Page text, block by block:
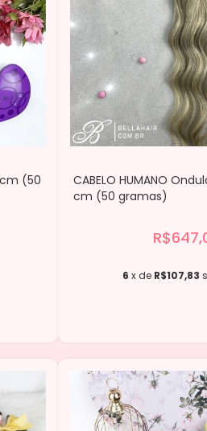
cm (50
CABELO HUMANO
cm (50 gramas)
6 x de R$107,83